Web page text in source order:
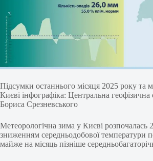
Підсумки останнього місяця 2025 року та
Києві інфографіка: Центральна геофізична
Бориса Срезневського
Метеорологічна зима у Києві розпочалась
зниженням середньодобової температури
майже на місяць пізніше